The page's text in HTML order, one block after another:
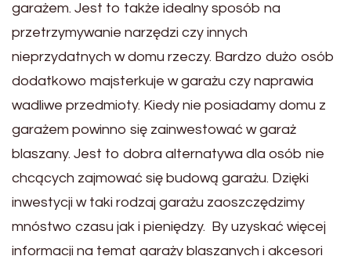
garażem. Jest to także idealny sposób na
przetrzymywanie narzędzi czy innych
nieprzydatnych w domu rzeczy. Bardzo dużo osób
dodatkowo majsterkuje w garażu czy naprawia
wadliwe przedmioty. Kiedy nie posiadamy domu z
garażem powinno się zainwestować w garaż
blaszany. Jest to dobra alternatywa dla osób nie
chcących zajmować się budową garażu. Dzięki
inwestycji w taki rodzaj garażu zaoszczędzimy
mnóstwo czasu jak i pieniędzy. By uzyskać więcej
informacji na temat garaży blaszanych i akcesori